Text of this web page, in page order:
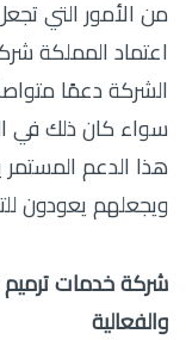
من الأمور التي
اعتماد المملكة
الشركة دعمًا
سواء كان ذلك في
هذا الدعم
ويجعلهم يعودون
شركة خدمات ترميم
والفعالية